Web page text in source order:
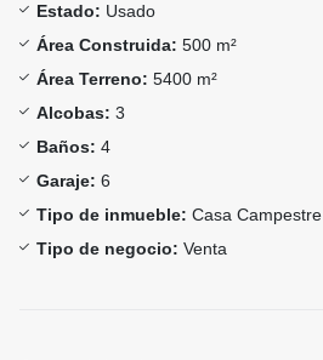
Estado: Usado
Área Construida: 500 m²
Área Terreno: 5400 m²
Alcobas: 3
Baños: 4
Garaje: 6
Tipo de inmueble: Casa Campestre
Tipo de negocio: Venta